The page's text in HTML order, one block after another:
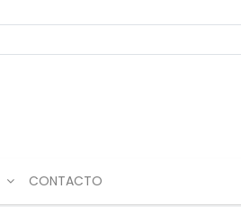
CONTACTO